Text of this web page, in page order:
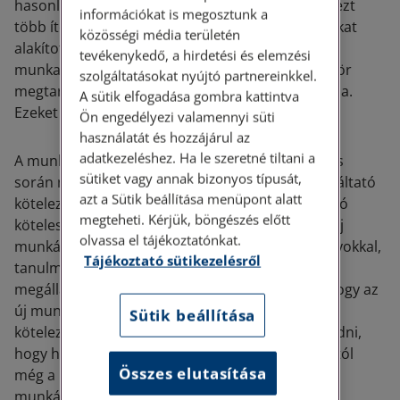
hasonló szervezettel. Az Európai Unió Bírósága ezt
több ítéletében is vizsgálta, és olyan szempontokat
alakított ki, mint például az eszközök átvétele, a
munkavállalók továbbfoglalkoztatása, az ügyfélkör
megtartása vagy a korábbi tevékenység folytatása.
Ezeket mindig összességükben kell értékelni.
A munkáltató személyében bekövetkező változás
során nemcsak a munkaviszony, hanem a munkáltató
kötelezettségei is átszállnak. Az átadó munkáltató
köteles minden lényeges információt átadni az új
munkáltatónak, például a fennálló munkaviszonyokkal,
tanulmányi szerződésekkel vagy versenytilalmi
megállapodásokkal kapcsolatban. Ennek célja, hogy az
új munkáltató pontosan tudja, milyen
kötelezettségeket vesz át. Fontos ugyanakkor tudni,
hogy ha az átadó munkáltató ezt elmulasztja, attól
még a munkavállaló jogai nem sérülnek. Az új
információkat is megosztunk a
közösségi média területén
tevékenykedő, a hirdetési és elemzési
szolgáltatásokat nyújtó partnereinkkel.
A sütik elfogadása gombra kattintva
Ön engedélyezi valamennyi süti
használatát és hozzájárul az
adatkezeléshez. Ha le szeretné tiltani a
sütiket vagy annak bizonyos típusát,
azt a Sütik beállítása menüpont alatt
megteheti. Kérjük, böngészés előtt
olvassa el tájékoztatónkat.
Tájékoztató sütikezelésről
Sütik beállítása
Összes elutasítása